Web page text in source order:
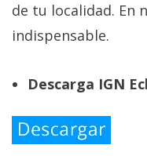
de tu localidad. En
indispensable.
Descarga IGN